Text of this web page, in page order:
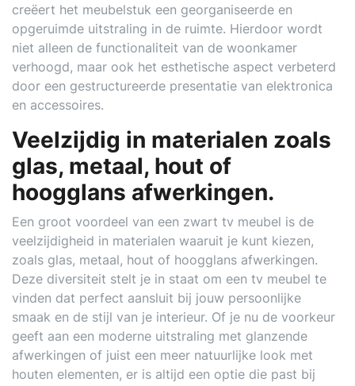
creëert het meubelstuk een georganiseerde en
opgeruimde uitstraling in de ruimte. Hierdoor wordt
niet alleen de functionaliteit van de woonkamer
verhoogd, maar ook het esthetische aspect verbeterd
door een gestructureerde presentatie van elektronica
en accessoires.
Veelzijdig in materialen zoals
glas, metaal, hout of
hoogglans afwerkingen.
Een groot voordeel van een zwart tv meubel is de
veelzijdigheid in materialen waaruit je kunt kiezen,
zoals glas, metaal, hout of hoogglans afwerkingen.
Deze diversiteit stelt je in staat om een tv meubel te
vinden dat perfect aansluit bij jouw persoonlijke
smaak en de stijl van je interieur. Of je nu de voorkeur
geeft aan een moderne uitstraling met glanzende
afwerkingen of juist een meer natuurlijke look met
houten elementen, er is altijd een optie die past bij